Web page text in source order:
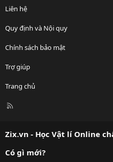
Liên hệ
Quy định và Nội quy
Chính sách bảo mật
Trợ giúp
Trang chủ
R
Zix.vn - Học Vật lí Online
Có gì mới?